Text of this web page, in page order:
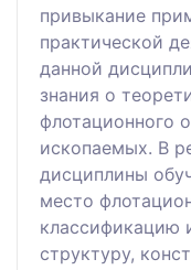
привыкание
практической
данной
знания о
флотационного
ископаемых. В
дисциплины
место
классификацию
структуру,